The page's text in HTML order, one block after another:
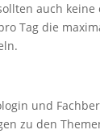
auch
Tag die
und
zu den